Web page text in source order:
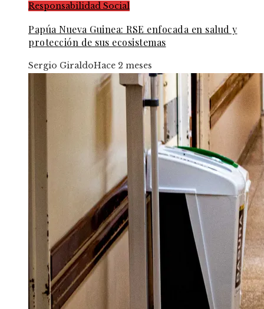
Responsabilidad Social
Papúa Nueva Guinea: RSE enfocada en salud y
protección de sus ecosistemas
Sergio GiraldoHace 2 meses